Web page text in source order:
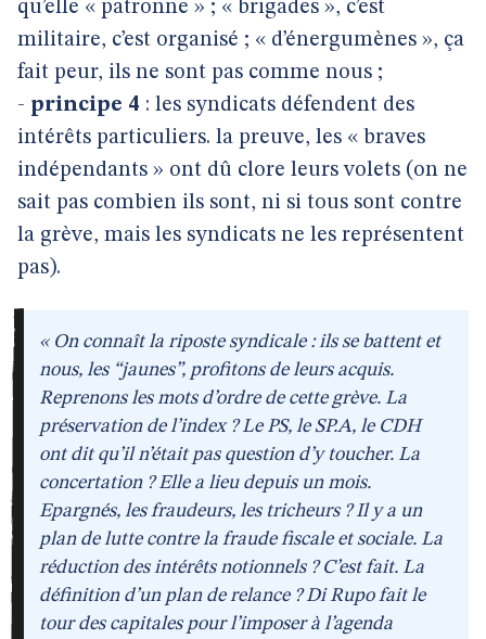
qu’elle « patronne » ; « brigades », c’est
militaire, c’est organisé ; « d’énergumènes », ça
fait peur, ils ne sont pas comme nous ;
- principe 4 : les syndicats défendent des
intérêts particuliers. la preuve, les « braves
indépendants » ont dû clore leurs volets (on ne
sait pas combien ils sont, ni si tous sont contre
la grève, mais les syndicats ne les représentent
pas).
« On connaît la riposte syndicale : ils se battent et
nous, les “jaunes”, profitons de leurs acquis.
Reprenons les mots d’ordre de cette grève. La
préservation de l’index ? Le PS, le SP.A, le CDH
ont dit qu’il n’était pas question d’y toucher. La
concertation ? Elle a lieu depuis un mois.
Epargnés, les fraudeurs, les tricheurs ? Il y a un
plan de lutte contre la fraude fiscale et sociale. La
réduction des intérêts notionnels ? C’est fait. La
définition d’un plan de relance ? Di Rupo fait le
tour des capitales pour l’imposer à l’agenda